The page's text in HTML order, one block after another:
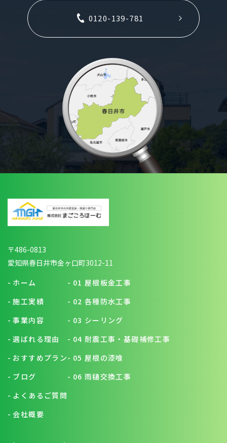
0120-139-781
〒486-0813
愛知県春日井市金ヶ口町3012-11
- ホーム
- 施工実績
- 事業内容
- 選ばれる理由
- おすすめプラン
- ブログ
- よくあるご質問
- 会社概要
- 01 屋根板金工事
- 02 各種防水工事
- 03 シーリング
- 04 耐震工事・基礎補修工事
- 05 屋根の漆喰
- 06 雨樋交換工事